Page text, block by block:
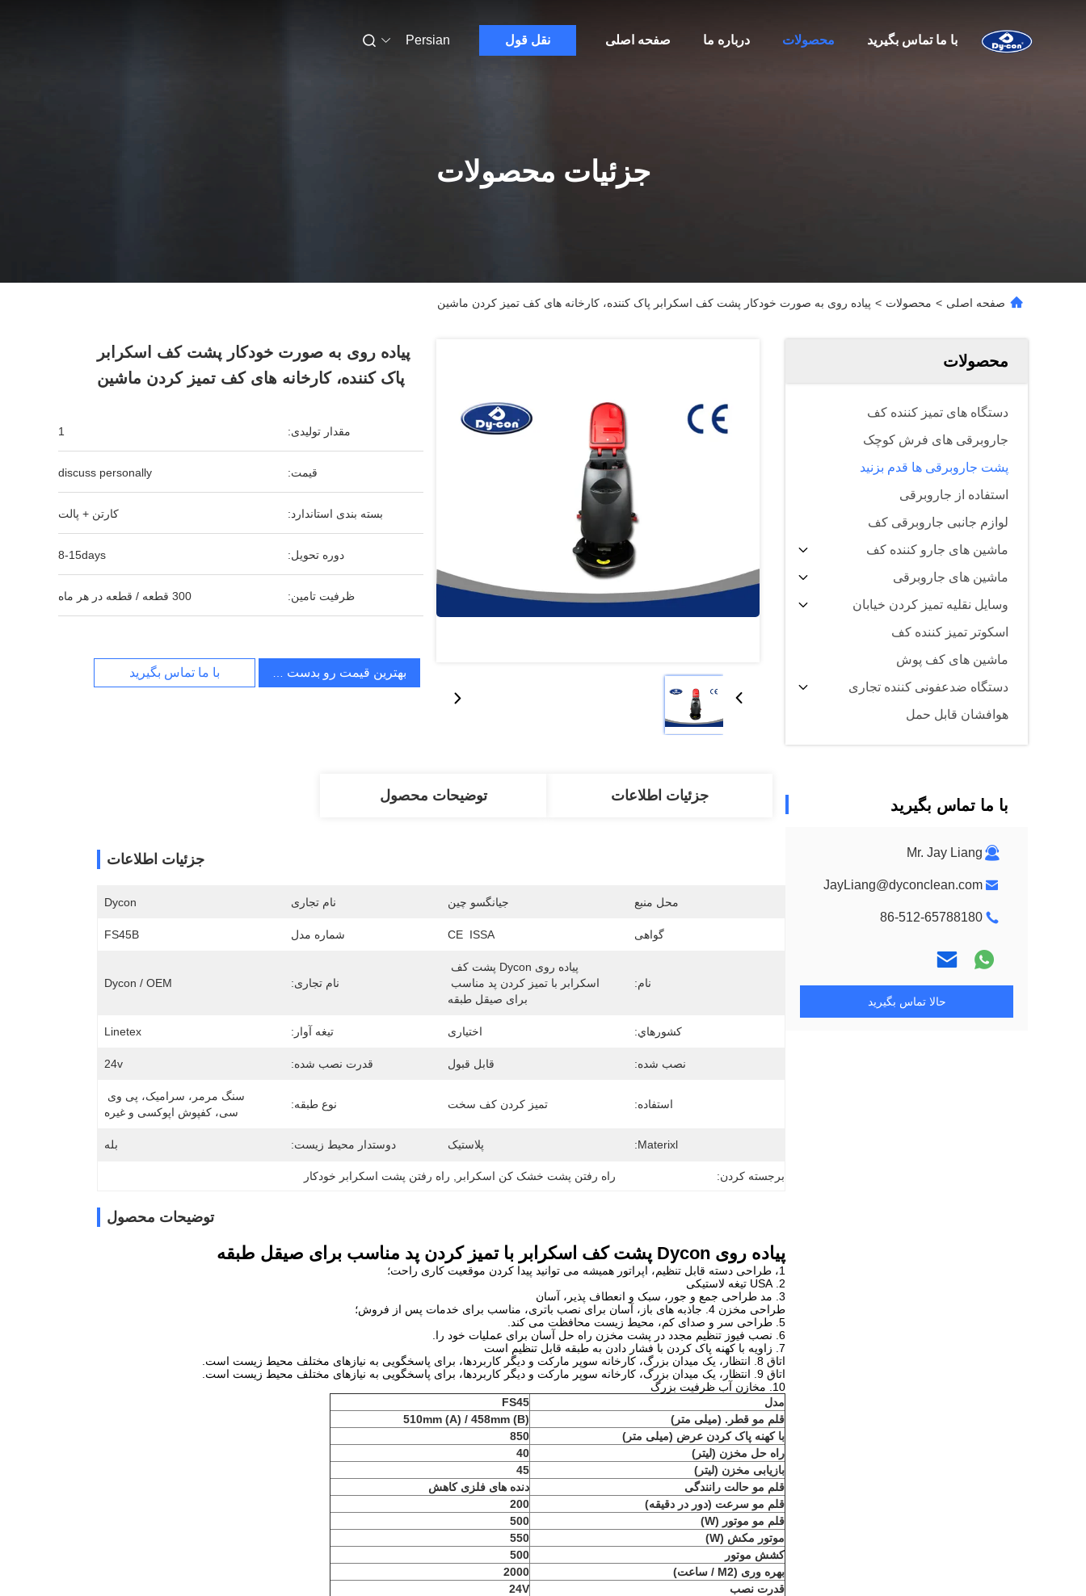
صفحه اصلی درباره ما محصولات با ما تماس بگیرید نقل قول Persian
جزئیات محصولات
صفحه اصلی > محصولات > پیاده روی به صورت خودکار پشت کف اسکرابر پاک کننده، کارخانه های کف تمیز کردن ماشین
محصولات
دستگاه های تمیز کننده کف
جاروبرقی های فرش کوچک
پشت جاروبرقی ها قدم بزنید
استفاده از جاروبرقی
لوازم جانبی جاروبرقی کف
ماشین های جارو کننده کف
ماشین های جاروبرقی
وسایل نقلیه تمیز کردن خیابان
اسکوتر تمیز کننده کف
ماشین های کف پوش
دستگاه ضدعفونی کننده تجاری
هوافشان قابل حمل
با ما تماس بگیرید
Mr. Jay Liang
JayLiang@dyconclean.com
86-512-65788180
حالا تماس بگیرید
پیاده روی به صورت خودکار پشت کف اسکرابر
پاک کننده، کارخانه های کف تمیز کردن ماشین
مقدار تولیدی: 1
قیمت: discuss personally
بسته بندی استاندارد: کارتن + پالت
دوره تحویل: 8-15days
ظرفیت تامین: 300 قطعه / قطعه در هر ماه
بهترین قیمت رو بدست بیار با ما تماس بگیرید
جزئیات اطلاعات توضیحات محصول
جزئیات اطلاعات
محل منبع جیانگسو چین نام تجاری Dycon
گواهی CE  ISSA شماره مدل FS45B
نام:
برای صیقل طبقه
نام تجاری: Dycon / OEM
کشورهاي: اختیاری تیغه آوار: Linetex
نصب شده: قابل قبول قدرت نصب شده: 24v
استفاده: تمیز کردن کف سخت نوع طبقه:
سی، کفپوش اپوکسی و غیره
Materixl: پلاستیک دوستدار محیط زیست: بله
برجسته کردن: راه رفتن پشت خشک کن اسکرابر راه رفتن پشت اسکرابر خودکار
توضیحات محصول
پیاده روی Dycon پشت کف اسکرابر با تمیز کردن پد مناسب برای صیقل طبقه
1، طراحی دسته قابل تنظیم، اپراتور همیشه می توانید پیدا کردن موقعیت کاری راحت؛
2. USA تیغه لاستیکی
3. مد طراحی جمع و جور، سبک و انعطاف پذیر، آسان
طراحی مخزن 4. جاذبه های باز، آسان برای نصب باتری، مناسب برای خدمات پس از فروش؛
5. طراحی سر و صدای کم، محیط زیست محافظت می کند.
6. نصب فیوز تنظیم مجدد در پشت مخزن راه حل آسان برای عملیات خود را.
7. زاویه با کهنه پاک کردن با فشار دادن به طبقه قابل تنظیم است
اتاق 8. انتظار، یک میدان بزرگ، کارخانه سوپر مارکت و دیگر کاربردها، برای پاسخگویی به نیازهای مختلف محیط زیست است.
اتاق 9. انتظار، یک میدان بزرگ، کارخانه سوپر مارکت و دیگر کاربردها، برای پاسخگویی به نیازهای مختلف محیط زیست است.
10. مخازن آب ظرفیت بزرگ
مدل
FS45
قلم مو قطر. (میلی متر)
510mm (A) / 458mm (B)
با کهنه پاک کردن عرض (میلی متر)
850
راه حل مخزن (لیتر)
40
بازیابی مخزن (لیتر)
45
قلم مو حالت رانندگی
دنده های فلزی کاهش
قلم مو سرعت (دور در دقیقه)
200
قلم مو موتور (W)
500
موتور مکش (W)
550
کشش موتور
500
بهره وری (M2 / ساعت)
2000
قدرت نصب
24V